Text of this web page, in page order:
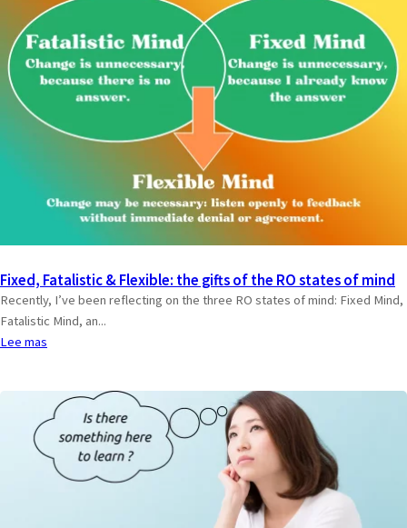
Fixed, Fatalistic & Flexible: the gifts of the RO states of mind
Recently, I’ve been reflecting on the three RO states of mind: Fixed Mind,
Fatalistic Mind, an...
Lee mas